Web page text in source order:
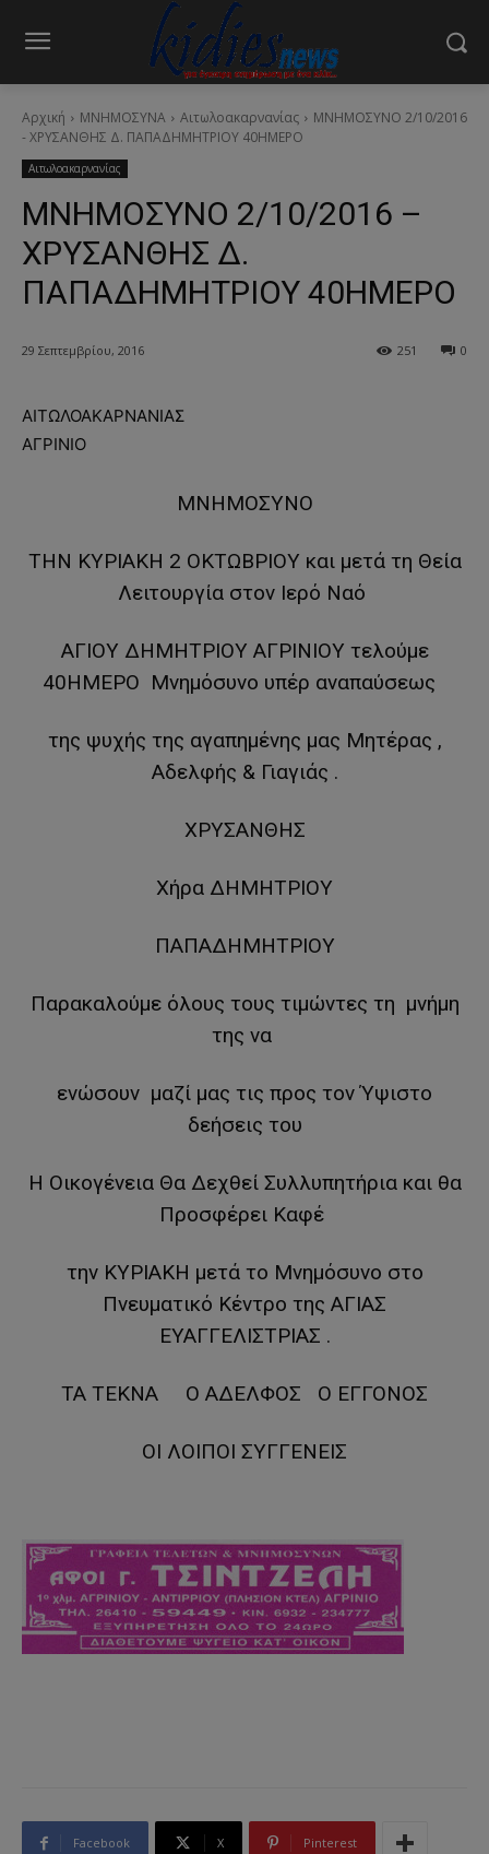
Αρχική ΜΝΗΜΟΣΥΝΑ Αιτωλοακαρνανίας
ΜΝΗΜΟΣΥΝΟ 2/10/2016
- ΧΡΥΣΑΝΘΗΣ Δ. ΠΑΠΑΔΗΜΗΤΡΙΟΥ 40ΗΜΕΡΟ
Αιτωλοακαρνανίας
ΜΝΗΜΟΣΥΝΟ 2/10/2016 –
ΧΡΥΣΑΝΘΗΣ Δ.
ΠΑΠΑΔΗΜΗΤΡΙΟΥ 40ΗΜΕΡΟ
29 Σεπτεμβρίου, 2016 0
251
ΑΙΤΩΛΟΑΚΑΡΝΑΝΙΑΣ
ΑΓΡΙΝΙΟ
ΜΝΗΜΟΣΥΝΟ
ΤΗΝ ΚΥΡΙΑΚΗ 2 ΟΚΤΩΒΡΙΟΥ και μετά τη Θεία
Λειτουργία στον Ιερό Ναό
ΑΓΙΟΥ ΔΗΜΗΤΡΙΟΥ ΑΓΡΙΝΙΟΥ τελούμε
40ΗΜΕΡΟ Μνημόσυνο υπέρ αναπαύσεως
της ψυχής της αγαπημένης μας Μητέρας ,
Αδελφής & Γιαγιάς .
ΧΡΥΣΑΝΘΗΣ
Χήρα ΔΗΜΗΤΡΙΟΥ
ΠΑΠΑΔΗΜΗΤΡΙΟΥ
Παρακαλούμε όλους τους τιμώντες τη μνήμη
της να
ενώσουν μαζί μας τις προς τον Ύψιστο
δεήσεις του
Η Οικογένεια Θα Δεχθεί Συλλυπητήρια και θα
Προσφέρει Καφέ
την ΚΥΡΙΑΚΗ μετά το Μνημόσυνο στο
Πνευματικό Κέντρο της ΑΓΙΑΣ
ΕΥΑΓΓΕΛΙΣΤΡΙΑΣ .
ΤΑ ΤΕΚΝΑ Ο ΑΔΕΛΦΟΣ Ο ΕΓΓΟΝΟΣ
ΟΙ ΛΟΙΠΟΙ ΣΥΓΓΕΝΕΙΣ
Facebook X Pinterest